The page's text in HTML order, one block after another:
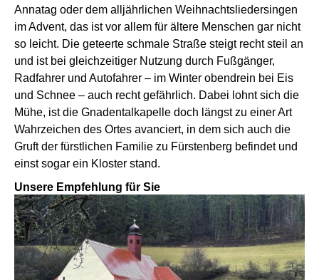
Annatag oder dem alljährlichen Weihnachtsliedersingen
im Advent, das ist vor allem für ältere Menschen gar nicht
so leicht. Die geteerte schmale Straße steigt recht steil an
und ist bei gleichzeitiger Nutzung durch Fußgänger,
Radfahrer und Autofahrer – im Winter obendrein bei Eis
und Schnee – auch recht gefährlich. Dabei lohnt sich die
Mühe, ist die Gnadentalkapelle doch längst zu einer Art
Wahrzeichen des Ortes avanciert, in dem sich auch die
Gruft der fürstlichen Familie zu Fürstenberg befindet und
einst sogar ein Kloster stand.
Unsere Empfehlung für Sie